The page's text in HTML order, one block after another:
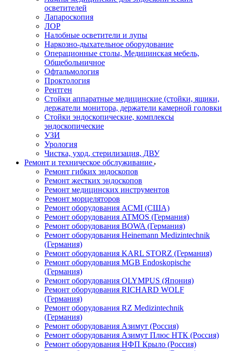
осветителей
Лапароскопия
ЛОР
Налобные осветители и лупы
Наркозно-дыхательное оборудование
Операционные столы, Медицинская мебель,
Общебольничное
Офтальмология
Проктология
Рентген
Стойки аппаратные медицинские (стойки, ящики,
держатели монитора, держатели камерной головки
Стойки эндоскопические, комплексы
эндоскопические
УЗИ
Урология
Чистка, уход, стерилизация, ДВУ
Ремонт и техническое обслуживание
Ремонт гибких эндоскопов
Ремонт жестких эндоскопов
Ремонт медицинских инструментов
Ремонт морцеляторов
Ремонт оборудования ACMI (США)
Ремонт оборудования ATMOS (Германия)
Ремонт оборудования BOWA (Германия)
Ремонт оборудования Heinemann Medizintechnik
(Германия)
Ремонт оборудования KARL STORZ (Германия)
Ремонт оборудования MGB Endoskopische
(Германия)
Ремонт оборудования OLYMPUS (Япония)
Ремонт оборудования RICHARD WOLF
(Германия)
Ремонт оборудования RZ Medizintechnik
(Германия)
Ремонт оборудования Азимут (Россия)
Ремонт оборудования Азимут Плюс НТК (Россия)
Ремонт оборудования НФП Крыло (Россия)